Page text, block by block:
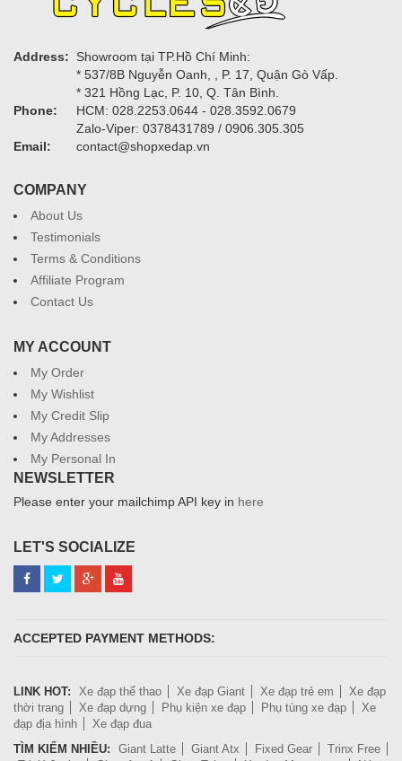
Address:
Showroom tại TP.Hồ Chí Minh:
* 537/8B Nguyễn Oanh, , P. 17, Quận Gò Vấp.
* 321 Hồng Lạc, P. 10, Q. Tân Bình.
Phone:
HCM: 028.2253.0644 - 028.3592.0679
Zalo-Viper: 0378431789 / 0906.305.305
Email:
contact@shopxedap.vn
COMPANY
About Us
Testimonials
Terms & Conditions
Affiliate Program
Contact Us
MY ACCOUNT
My Order
My Wishlist
My Credit Slip
My Addresses
My Personal In
NEWSLETTER
Please enter your mailchimp API key in here
LET'S SOCIALIZE
ACCEPTED PAYMENT METHODS:
LINK HOT: Xe đạp thể thao Xe đạp Giant Xe đạp trẻ em
Xe đạp
thời trang
Xe đạp dựng Phụ kiện xe đạp Phụ tùng xe đạp
Xe
đạp địa hình
Xe đạp đua
TÌM KIẾM NHIỀU:
Giant Latte Giant Atx Fixed Gear
Trinx Free